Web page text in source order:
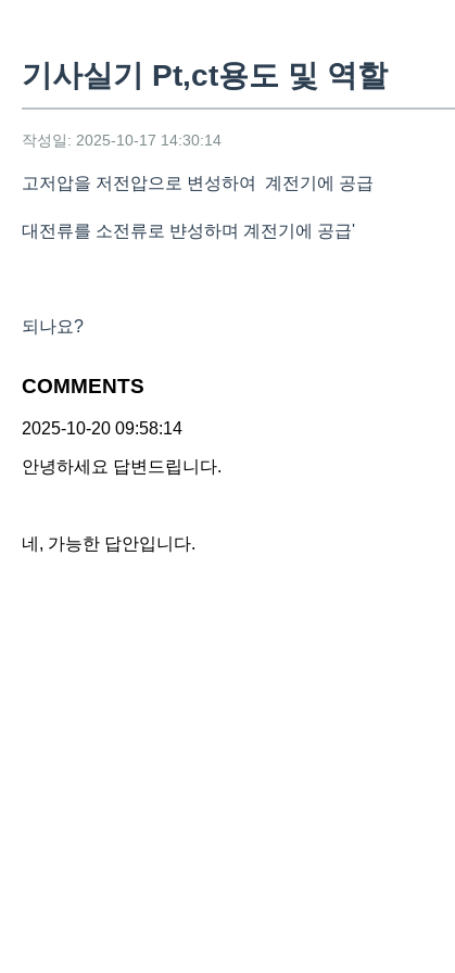
기사실기 Pt,ct용도 및 역할
작성일: 2025-10-17 14:30:14
고저압을 저전압으로 변성하여 계전기에 공급
대전류를 소전류로 뱐성하며 계전기에 공급'
되나요?
COMMENTS
2025-10-20 09:58:14
안녕하세요 답변드립니다.
네, 가능한 답안입니다.